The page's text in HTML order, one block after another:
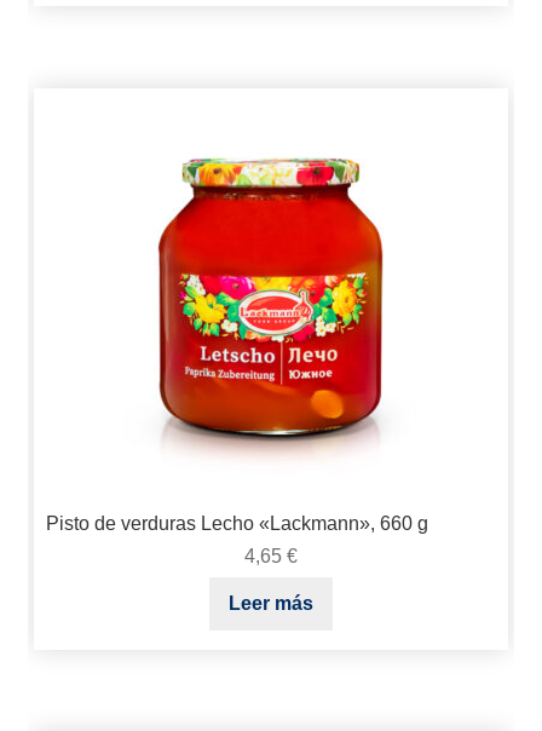
Pisto de verduras Lecho «Lackmann», 660 g
4,65 €
Leer más